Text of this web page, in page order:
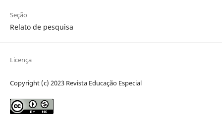
Seção
Relato de pesquisa
Licença
Copyright (c) 2023 Revista Educação Especial